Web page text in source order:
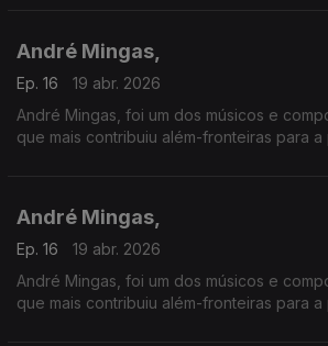
André Mingas,
Ep. 16
19 abr. 2026
André Mingas, foi um dos músicos e
que mais contribuiu além-fronteiras para
André Mingas,
Ep. 16
19 abr. 2026
André Mingas, foi um dos músicos e
que mais contribuiu além-fronteiras para